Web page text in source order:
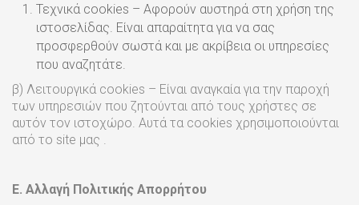
Τεχνικά cookies – Αφορούν αυστηρά στη χρήση της
ιστοσελίδας. Είναι απαραίτητα για να σας
προσφερθούν σωστά και με ακρίβεια οι υπηρεσίες
που αναζητάτε.
β) Λειτουργικά cookies – Είναι αναγκαία για την παροχή
των υπηρεσιών που ζητούνται από τους χρήστες σε
αυτόν τον ιστοχώρο. Αυτά τα cookies χρησιμοποιούνται
από το site μας .
Ε. Αλλαγή Πολιτικής Απορρήτου